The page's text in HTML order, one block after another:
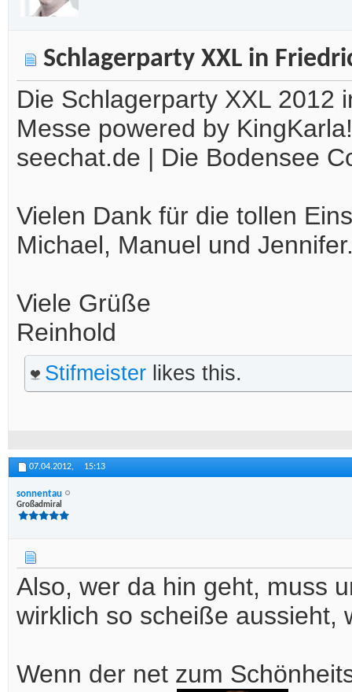
Schlagerparty XXL in
Die Schlagerparty XXL 2012
Messe powered by
seechat.de | Die Bodensee
Vielen Dank für die tollen
Michael, Manuel und
Viele Grüße
Reinhold
Stifmeister likes this.
07.04.2012, 15:13
sonnentau
Großadmiral
Also, wer da hin geht, muss
wirklich so scheiße aussieht,
Wenn der net zum